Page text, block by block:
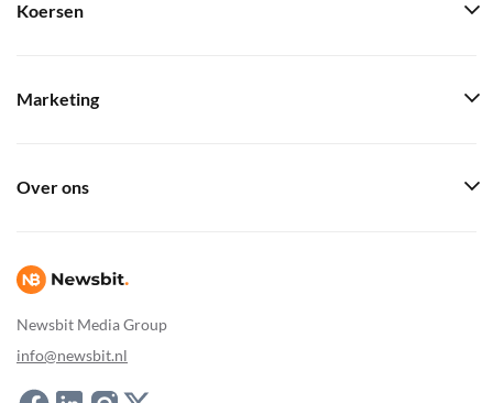
Newsbit Media Group
info@newsbit.nl
Koersen
Marketing
Over ons